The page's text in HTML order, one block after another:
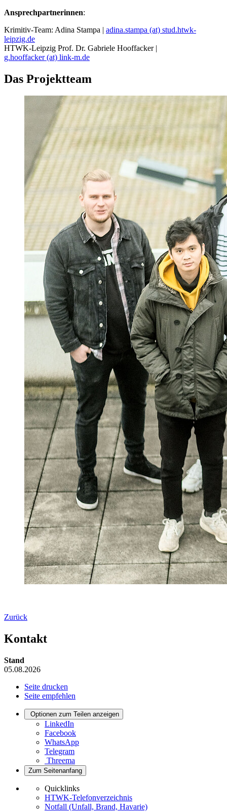
Ansprechpartnerinnen:
Krimitiv-Team: Adina Stampa | adina.stampa (at) stud.htwk-
leipzig.de
HTWK-Leipzig Prof. Dr. Gabriele Hooffacker |
g.hooffacker (at) link-m.de
Das Projektteam
Zurück
Kontakt
Stand
05.08.2026
Seite drucken
Seite empfehlen
Optionen zum Teilen anzeigen
LinkedIn
Facebook
WhatsApp
Telegram
Threema
Zum Seitenanfang
Quicklinks
HTWK-Telefonverzeichnis
Notfall (Unfall, Brand, Havarie)